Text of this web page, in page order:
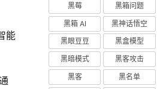
能
黑莓
黑箱问题
黑箱 AI
黑神话悟空
黑眼豆豆
黑盒模型
黑暗模式
黑客攻击
黑客
黑名单